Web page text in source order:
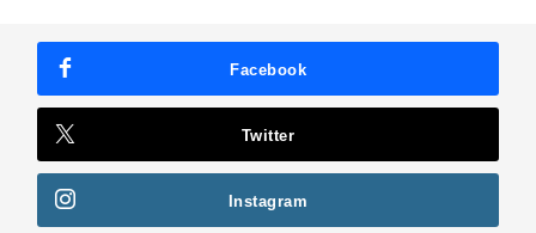
Facebook
Twitter
Instagram